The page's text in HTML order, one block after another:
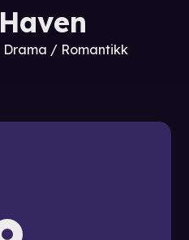
Drama / Romantikk